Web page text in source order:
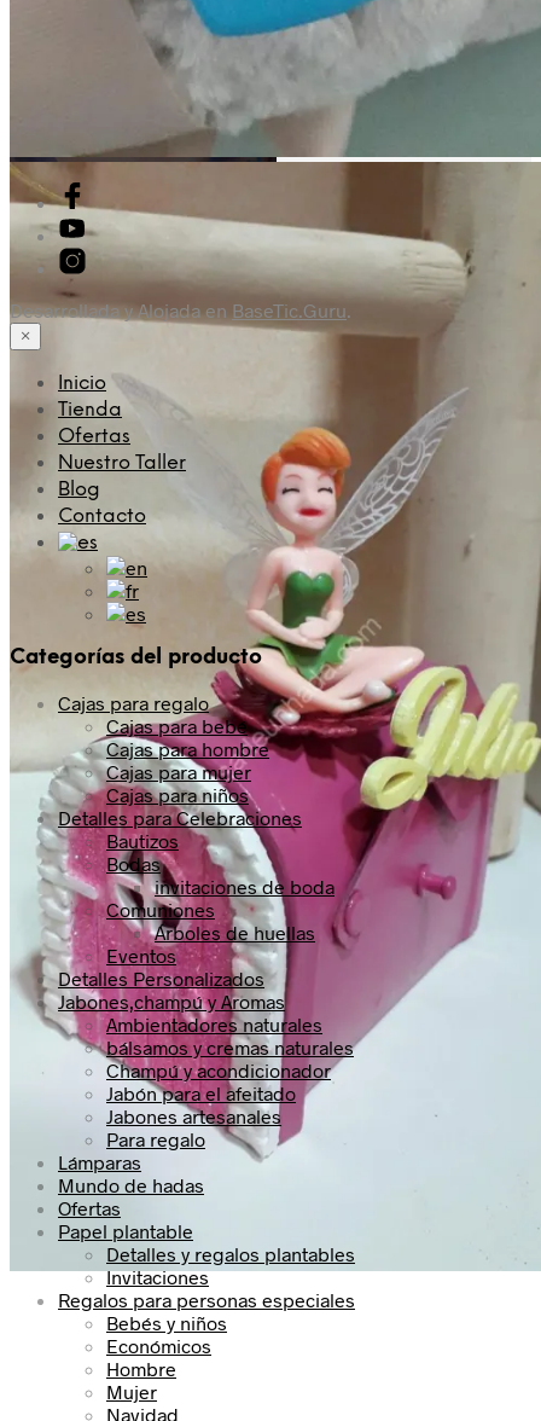
Desarrollada y Alojada en BaseTic.Guru.
×
Inicio
Tienda
Ofertas
Nuestro Taller
Blog
Contacto
Categorías del producto
Cajas para regalo
Cajas para bebé
Cajas para hombre
Cajas para mujer
Cajas para niños
Detalles para Celebraciones
Bautizos
Bodas
invitaciones de boda
Comuniones
Árboles de huellas
Eventos
Detalles Personalizados
Jabones,champú y Aromas
Ambientadores naturales
bálsamos y cremas naturales
Champú y acondicionador
Jabón para el afeitado
Jabones artesanales
Para regalo
Lámparas
Mundo de hadas
Ofertas
Papel plantable
Detalles y regalos plantables
Invitaciones
Regalos para personas especiales
Bebés y niños
Económicos
Hombre
Mujer
Navidad